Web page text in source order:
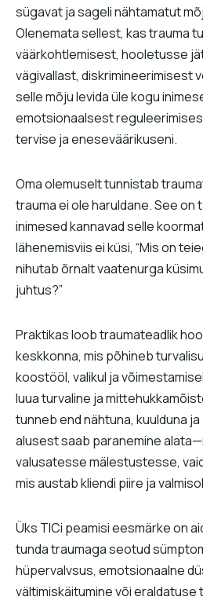
sügavat ja sageli nähtamatut
Olenemata sellest, kas trauma
väärkohtlemisest, hooletusse
vägivallast, diskrimineerimisest
selle mõju levida üle kogu
emotsionaalsest
tervise ja eneseväärikuseni.
Oma olemuselt tunnistab
trauma ei ole haruldane. See on
inimesed kannavad selle
lähenemisviis ei küsi, “Mis on
nihutab õrnalt vaatenurga
juhtus?”
Praktikas loob traumateadlik
keskkonna, mis põhineb
koostööl, valikul ja
luua turvaline ja
tunneb end nähtuna, kuulduna
alusest saab paranemine
valusatesse mälestustesse,
mis austab kliendi piire ja
Üks TICi peamisi eesmärke on
tunda traumaga seotud
hüpervalvsus, emotsionaalne
vältimiskäitumine või eraldatuse